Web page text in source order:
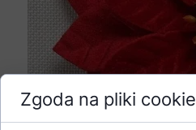
Zgoda na pliki cookie